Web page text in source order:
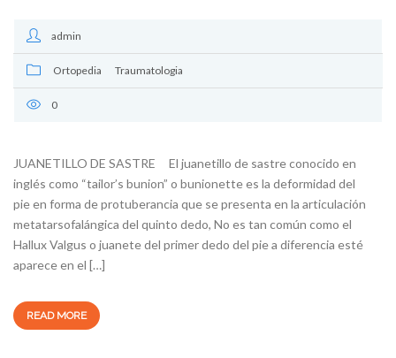
admin
Ortopedia Traumatologia
0
JUANETILLO DE SASTRE El juanetillo de sastre conocido en
inglés como “tailor’s bunion” o bunionette es la deformidad del
pie en forma de protuberancia que se presenta en la articulación
metatarsofalángica del quinto dedo, No es tan común como el
Hallux Valgus o juanete del primer dedo del pie a diferencia esté
aparece en el […]
READ MORE